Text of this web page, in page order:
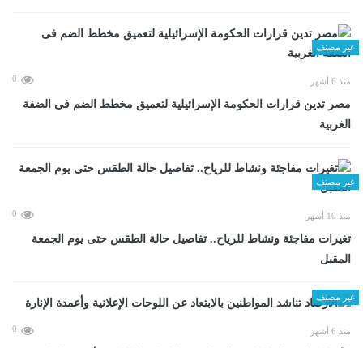
غير مصنف
منذ 6 أشهر 0
مصر تدين قرارات الحكومة الإسرائيلية لتعميق مخطط الضم فى الضفة
الغربية
غير مصنف
منذ 10 أشهر 0
تغيرات مفاجئة ونشاط للرياح.. تفاصيل حالة الطقس حتى يوم الجمعة
المقبل
غير مصنف
منذ 6 أشهر 0